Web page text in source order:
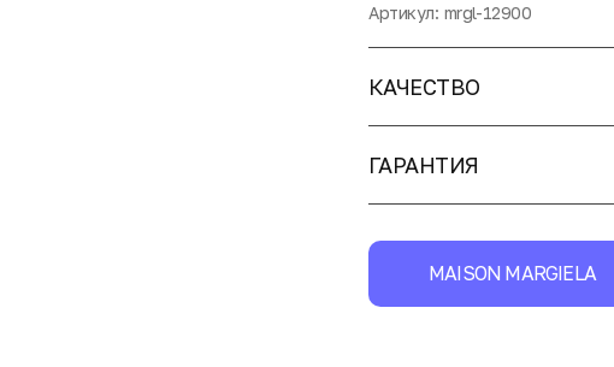
Артикул: mrgl-12900
КАЧЕСТВО
ГАРАНТИЯ
MAISON MARGIELA